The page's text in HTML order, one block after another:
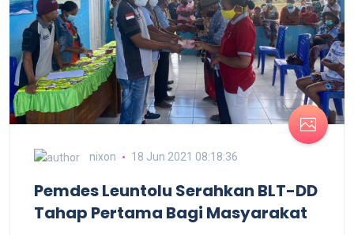
nixon 18 Jun 2021 08:18:36
Pemdes Leuntolu Serahkan BLT-DD
Tahap Pertama Bagi Masyarakat